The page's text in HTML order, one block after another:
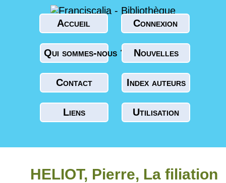
Accueil Connexion
Qui sommes-nous ? Nouvelles
Contact Index auteurs
Liens Utilisation
HELIOT, Pierre, La filiation